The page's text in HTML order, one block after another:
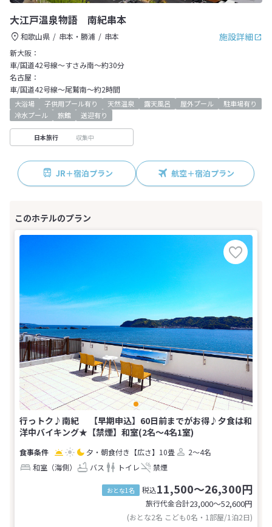
大江戸温泉物語 南紀串本
施設詳細
和歌山県 串本・勝浦
串本
新大阪：
車/国道42号線～すさみ南～約30分
名古屋：
車/国道42号線～尾鷲南～約2時間
大浴場 子供用プール有り 天然温泉 露天風呂 屋外プール
駐車場有り
冷水プール
旅館 送迎有り
日本旅行 収集中
JR＋宿泊プラン 航空＋宿泊プラン
行っトク♪南紀 【早期申込】60日前までがお得♪夕食は和
洋中バイキング★【禁煙】和室(2名～4名1室)
夕・朝食付き 【広さ】10畳
2～4名
和室（海側）
バス トイレ 禁煙
おとな1名 税込11,500～26,300円
旅行代金合計23,000〜52,600円
(おとな2名 こども0名・1部屋/1泊2日)